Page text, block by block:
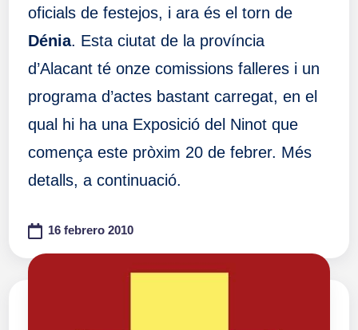
oficials de festejos, i ara és el torn de
Dénia. Esta ciutat de la província
d’Alacant té onze comissions falleres i un
programa d’actes bastant carregat, en el
qual hi ha una Exposició del Ninot que
comença este pròxim 20 de febrer. Més
detalls, a continuació.
16 febrero 2010